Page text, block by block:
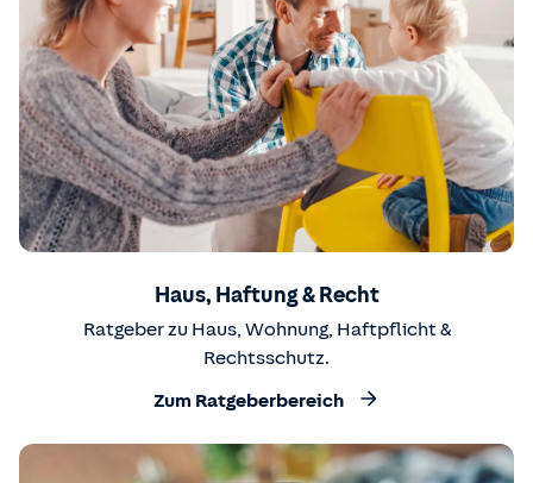
Haus, Haftung & Recht
Ratgeber zu Haus, Wohnung, Haftpflicht &
Rechtsschutz.
Zum Ratgeberbereich